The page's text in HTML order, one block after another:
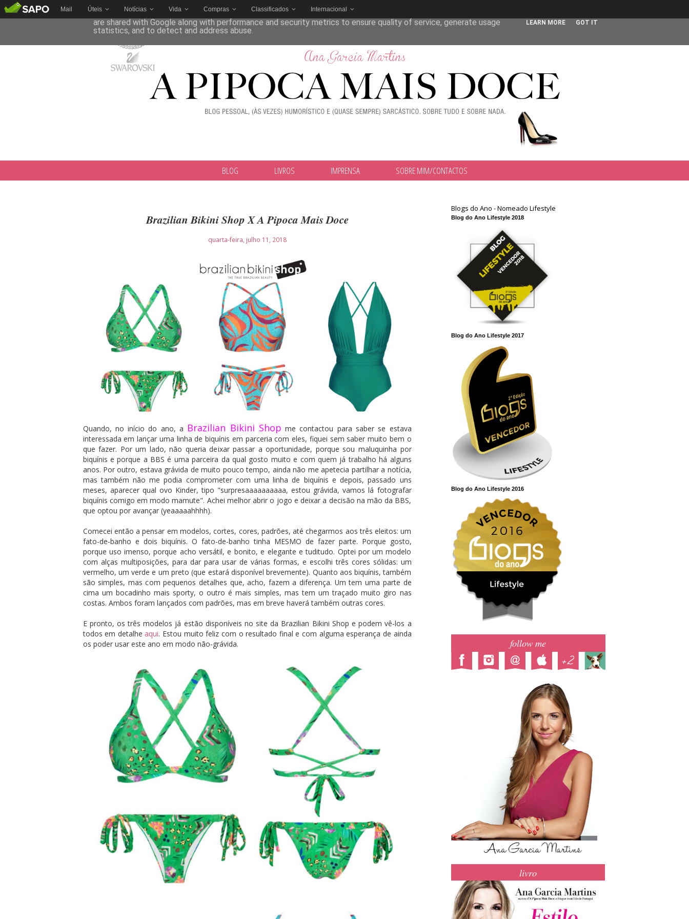
Mail Úteis Notícias Vida Compras Classificados Internacional
BLOG LIVROS IMPRENSA SOBRE MIM/CONTACTOS
Brazilian Bikini Shop X A Pipoca Mais Doce
quarta-feira, julho 11, 2018
Quando, no início do ano, a Brazilian Bikini Shop me contactou para saber se estava
interessada em lançar uma linha de biquínis em parceria com eles, fiquei sem saber muito bem o
que fazer. Por um lado, não queria deixar passar a oportunidade, porque sou maluquinha por
biquínis e porque a BBS é uma parceira da qual gosto muito e com quem já trabalho há alguns
anos. Por outro, estava grávida de muito pouco tempo, ainda não me apetecia partilhar a notícia,
mas também não me podia comprometer com uma linha de biquínis e depois, passado uns
meses, aparecer qual ovo Kinder, tipo "surpresaaaaaaaaaa, estou grávida, vamos lá fotografar
biquínis comigo em modo mamute". Achei melhor abrir o jogo e deixar a decisão na mão da BBS,
que optou por avançar (yeaaaaahhhh).
Comecei então a pensar em modelos, cortes, cores, padrões, até chegarmos aos três eleitos: um
fato-de-banho e dois biquínis. O fato-de-banho tinha MESMO de fazer parte. Porque gosto,
porque uso imenso, porque acho versátil, e bonito, e elegante e tuditudo. Optei por um modelo
com alças multiposições, para dar para usar de várias formas, e escolhi três cores sólidas: um
vermelho, um verde e um preto (que estará disponível brevemente). Quanto aos biquínis, também
são simples, mas com pequenos detalhes que, acho, fazem a diferença. Um tem uma parte de
cima um bocadinho mais sporty, o outro é mais simples, mas tem um traçado muito giro nas
costas. Ambos foram lançados com padrões, mas em breve haverá também outras cores.
E pronto, os três modelos já estão disponíveis no site da Brazilian Bikini Shop e podem vê-los a
todos em detalhe aqui. Estou muito feliz com o resultado final e com alguma esperança de ainda
os poder usar este ano em modo não-grávida.
Blogs do Ano - Nomeado Lifestyle
Blog do Ano Lifestyle 2018
Blog do Ano Lifestyle 2017
Blog do Ano Lifestyle 2016
follow me
livro
This site uses cookies from Google to deliver its services and to analyze traffic. Your IP address and user-agent
are shared with Google along with performance and security metrics to ensure quality of service, generate usage
statistics, and to detect and address abuse.
LEARN MORE GOT IT